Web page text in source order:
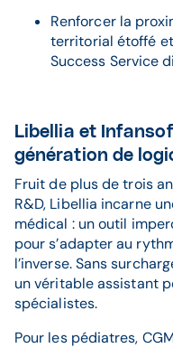
Renforcer la
territorial étoffé
Success Service
Libellia et
génération de
Fruit de plus de trois
R&D, Libellia incarne
médical : un outil
pour s’adapter au
l’inverse. Sans
un véritable assistant
spécialistes.
Pour les pédiatres,